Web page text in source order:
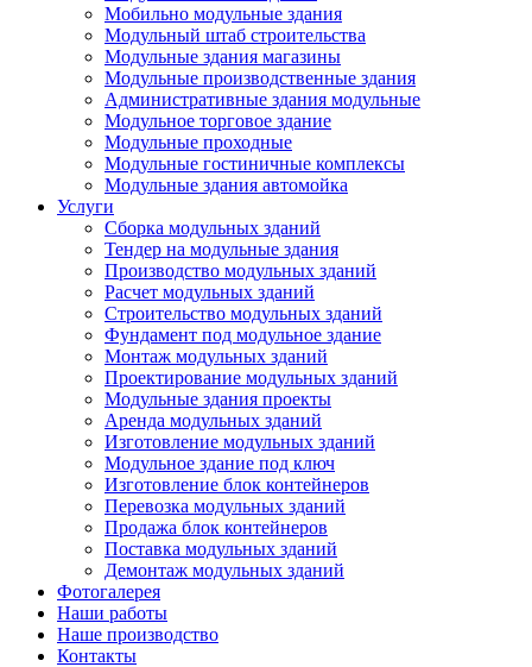
Мобильно модульные здания
Модульный штаб строительства
Модульные здания магазины
Модульные производственные здания
Административные здания модульные
Модульное торговое здание
Модульные проходные
Модульные гостиничные комплексы
Модульные здания автомойка
Услуги
Сборка модульных зданий
Тендер на модульные здания
Производство модульных зданий
Расчет модульных зданий
Строительство модульных зданий
Фундамент под модульное здание
Монтаж модульных зданий
Проектирование модульных зданий
Модульные здания проекты
Аренда модульных зданий
Изготовление модульных зданий
Модульное здание под ключ
Изготовление блок контейнеров
Перевозка модульных зданий
Продажа блок контейнеров
Поставка модульных зданий
Демонтаж модульных зданий
Фотогалерея
Наши работы
Наше производство
Контакты